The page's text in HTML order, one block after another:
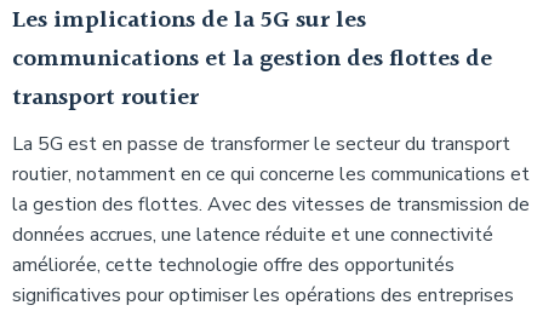
Les implications de la 5G sur les
communications et la gestion des flottes de
transport routier
La 5G est en passe de transformer le secteur du transport
routier, notamment en ce qui concerne les communications et
la gestion des flottes. Avec des vitesses de transmission de
données accrues, une latence réduite et une connectivité
améliorée, cette technologie offre des opportunités
significatives pour optimiser les opérations des entreprises